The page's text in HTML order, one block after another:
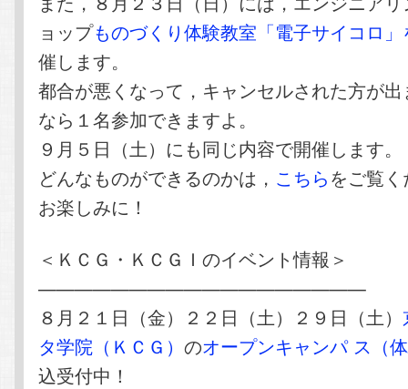
ョップものづくり体験教室「電子サイコロ
催します。
都合が悪くなって，キャンセルされた方が
なら１名参加できますよ。
９月５日（土）にも同じ内容で開催します。
どんなものができるのかは， こちらをご覧
お楽しみに！
＜ＫＣＧ・ＫＣＧＩのイベント情報＞
——————————————————
８月２１日（金）２２日（土）２９日（土）
タ学院（ＫＣＧ）のオープンキャンパ ス（
込受付中！